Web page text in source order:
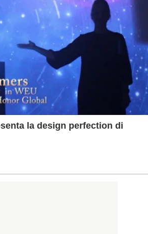
la design perfection di